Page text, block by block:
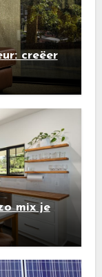
creëer
mix je